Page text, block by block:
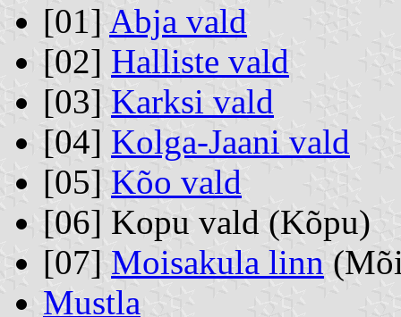
[01] Abja vald
[02] Halliste vald
[03] Karksi vald
[04] Kolga-Jaani vald
[05] Kõo vald
[06] Kopu vald (Kõpu)
[07] Moisakula linn
Mustla